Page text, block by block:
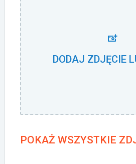
DODAJ ZDJĘCIE
POKAŻ WSZYSTKIE